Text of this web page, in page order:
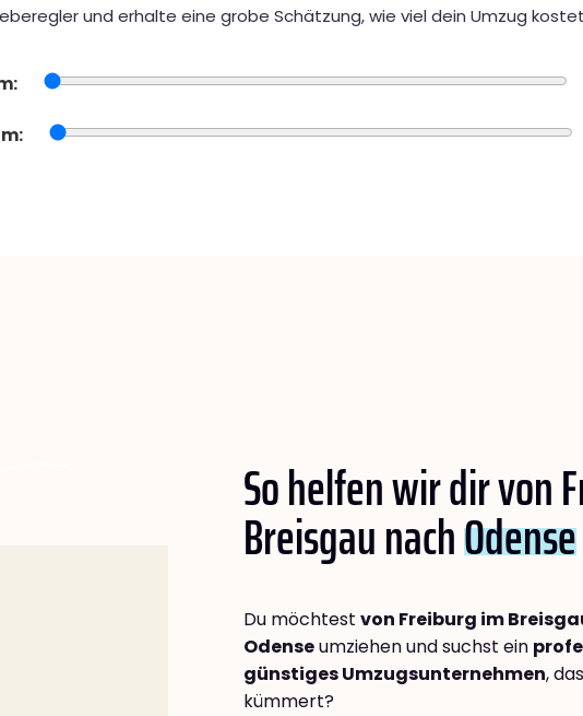
und erhalte eine grobe Schätzung, wie viel dein Umzug
So helfen wir dir von
Breisgau nachOdense
Du möchtest von Freiburg im
Odenseumziehen und suchst ein
günstiges Umzugsunternehmen,
kümmert?